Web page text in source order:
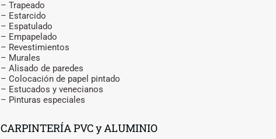
– Trapeado
– Estarcido
– Espatulado
– Empapelado
– Revestimientos
– Murales
– Alisado de paredes
– Colocación de papel pintado
– Estucados y venecianos
– Pinturas especiales
CARPINTERÍA PVC y ALUMINIO